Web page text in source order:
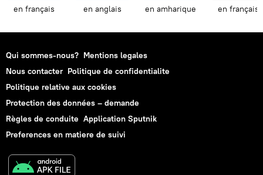
en français en anglais en amharique en français
Qui sommes-nous? Mentions legales
Nous contacter Politique de confidentialite
Politique relative aux cookies
Protection des données – demande
Règles de conduite Application Sputnik
Preferences en matiere de suivi